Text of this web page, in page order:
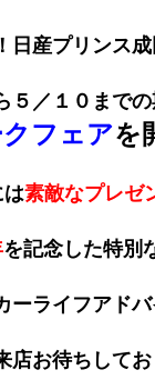
日産プリンス
５／１０まで
フェアを
は素敵なプレゼ
を記念した特別
ーライフアド
店お待ちして